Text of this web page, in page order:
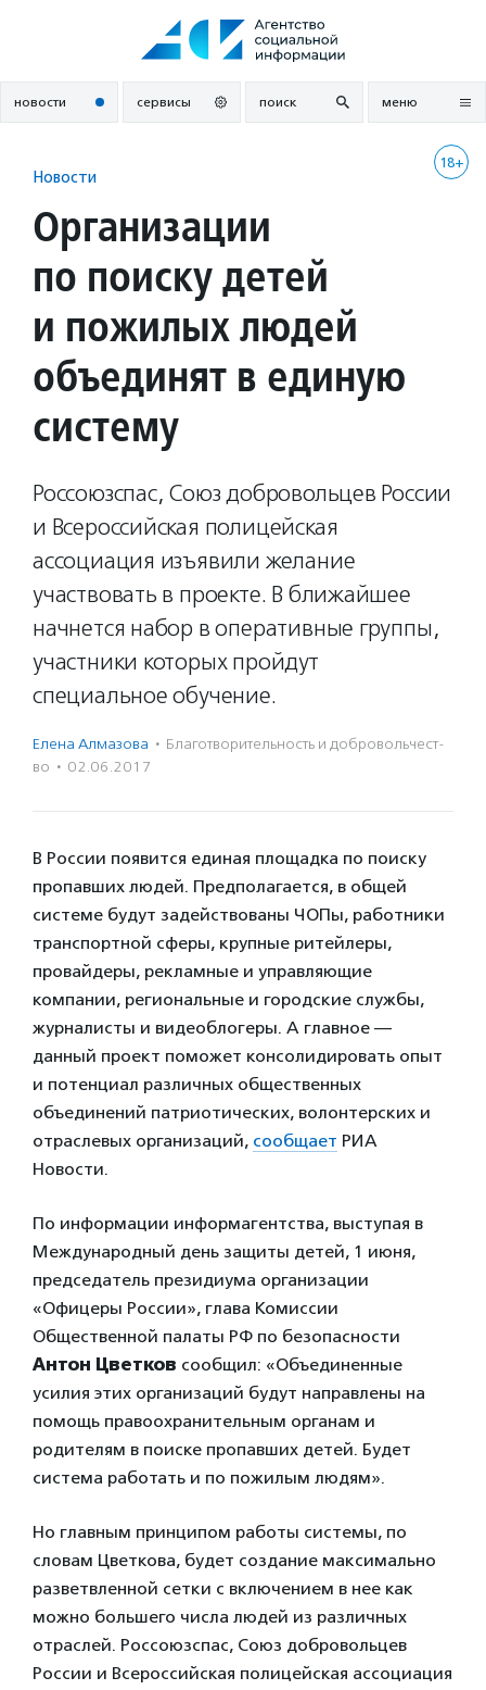
новости сервисы поиск меню
18+
Новости
Организации
по поиску детей
и пожилых людей
объединят в единую
систему
Россоюзспас, Союз добровольцев России
и Всероссийская полицейская
ассоциация изъявили желание
участвовать в проекте. В ближайшее
начнется набор в оперативные группы,
участники которых пройдут
специальное обучение.
Елена Алмазова · Благотвори­тель­ность и доброволь­чест­
во · 02.06.2017
В России появится единая площадка по поиску
пропавших людей. Предполагается, в общей
системе будут задействованы ЧОПы, работники
транспортной сферы, крупные ритейлеры,
провайдеры, рекламные и управляющие
компании, региональные и городские службы,
журналисты и видеоблогеры. А главное —
данный проект поможет консолидировать опыт
и потенциал различных общественных
объединений патриотических, волонтерских и
отраслевых организаций, сообщает РИА
Новости.
По информации информагентства, выступая в
Международный день защиты детей, 1 июня,
председатель президиума организации
«Офицеры России», глава Комиссии
Общественной палаты РФ по безопасности
Антон Цветков сообщил: «Объединенные
усилия этих организаций будут направлены на
помощь правоохранительным органам и
родителям в поиске пропавших детей. Будет
система работать и по пожилым людям».
Но главным принципом работы системы, по
словам Цветкова, будет создание максимально
разветвленной сетки с включением в нее как
можно большего числа людей из различных
отраслей. Россоюзспас, Союз добровольцев
России и Всероссийская полицейская ассоциация